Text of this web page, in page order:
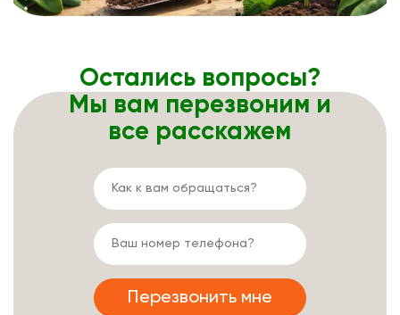
Остались вопросы?
Мы вам перезвоним и
все расскажем